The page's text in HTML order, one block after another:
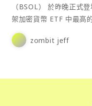
（BSOL） 於昨晚正式
架加密貨幣 ETF 中最高
zombit jeff